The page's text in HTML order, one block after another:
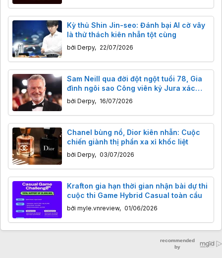
Kỳ thủ Shin Jin-seo: Đánh bại AI cờ vây
là thử thách kiên nhẫn tột cùng
bởi Derpy, 22/07/2026
Sam Neill qua đời đột ngột tuổi 78, Gia
đình ngôi sao Công viên kỷ Jura xác
nhận ông đã khỏi ung thư, nhưng
nguyên nhân cái chết chưa rõ
bởi Derpy, 16/07/2026
Chanel bùng nổ, Dior kiên nhẫn: Cuộc
chiến giành thị phần xa xỉ khốc liệt
bởi Derpy, 03/07/2026
Krafton gia hạn thời gian nhận bài dự thi
cuộc thi Game Hybrid Casual toàn cầu
bởi myle.vnreview, 01/06/2026